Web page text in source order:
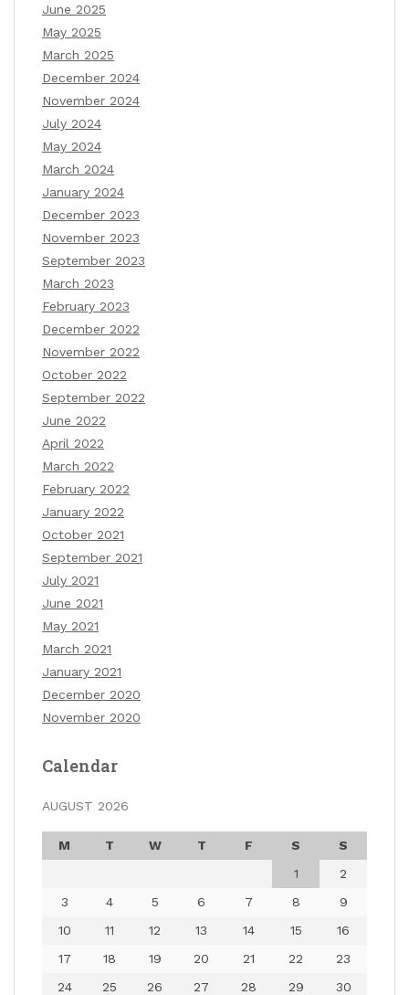
June 2025
May 2025
March 2025
December 2024
November 2024
July 2024
May 2024
March 2024
January 2024
December 2023
November 2023
September 2023
March 2023
February 2023
December 2022
November 2022
October 2022
September 2022
June 2022
April 2022
March 2022
February 2022
January 2022
October 2021
September 2021
July 2021
June 2021
May 2021
March 2021
January 2021
December 2020
November 2020
Calendar
AUGUST 2026
M T W T F S
S
1
2
3
4 5 6 7 8
9
10
11 12 13 14 15
16
17
18 19 20 21 22
23
24
25 26 27 28 29
30